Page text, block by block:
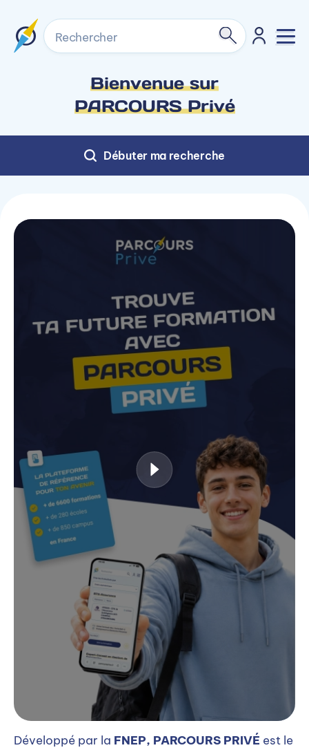
Rechercher
Bienvenue sur
PARCOURS Privé
Débuter ma recherche
Développé par la FNEP, PARCOURS PRIVÉ est le